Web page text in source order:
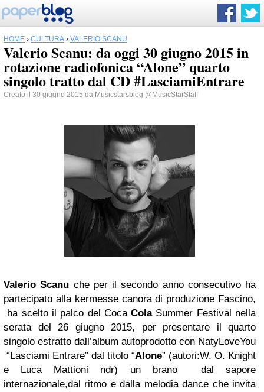
HOME › CULTURA › VALERIO SCANU
Valerio Scanu: da oggi 30 giugno 2015 in
rotazione radiofonica “Alone” quarto
singolo tratto dal CD #LasciamiEntrare
Creato il 30 giugno 2015 da Musicstarsblog @MusicStarStaff
Valerio Scanu che per il secondo anno consecutivo ha
partecipato alla kermesse canora di produzione Fascino,
ha scelto il palco del CocaColaSummer Festival nella
serata del 26 giugno 2015, per presentare il quarto
singolo estratto dall’album autoprodotto con NatyLoveYou
“Lasciami Entrare” dal titolo “Alone” (autori:W. O. Knight
e Luca Mattioni ndr) un brano dal sapore
internazionale,dal ritmo e dalla melodia dance che invita